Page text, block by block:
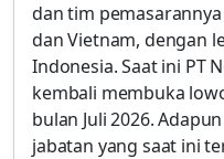
dan tim
dan Vietnam, dengan
Indonesia. Saat ini PT
kembali membuka
bulan Juli 2026.
jabatan yang saat ini